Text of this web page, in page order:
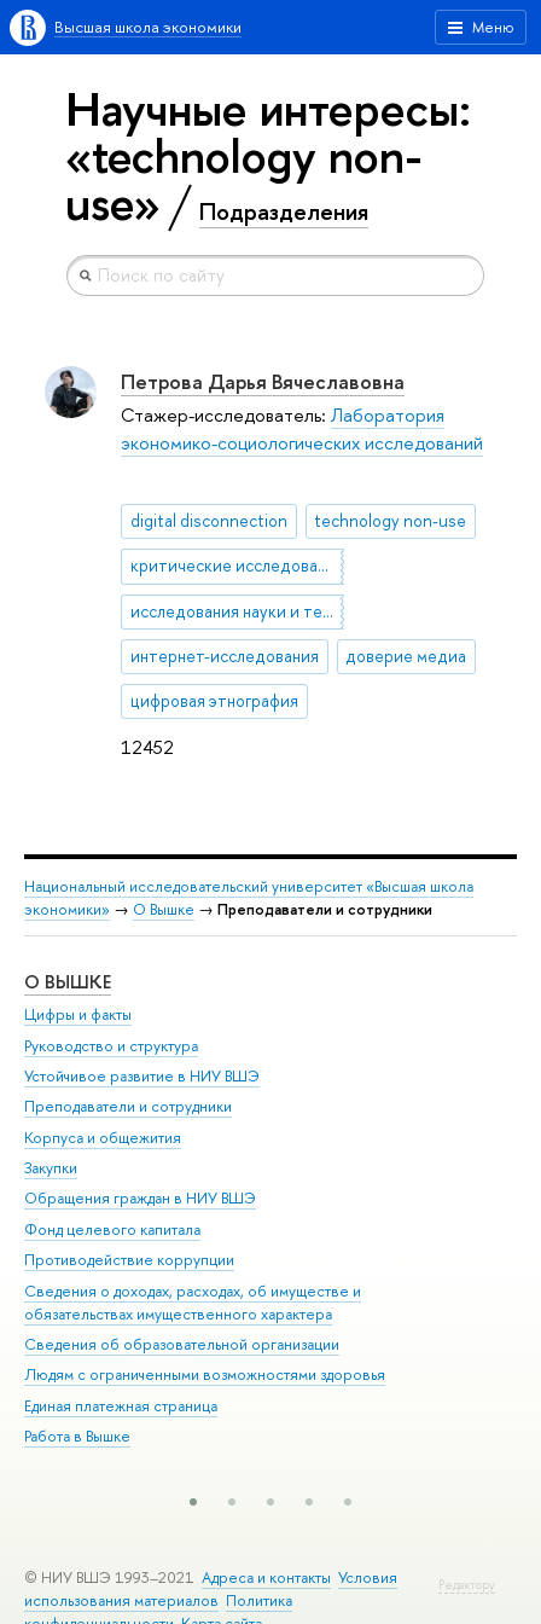
Меню
Высшая школа экономики
Научные интересы:
«technology non-
use» Подразделения
12452
Петрова Дарья Вячеславовна
Стажер-исследователь: Лаборатория
экономико-социологических исследований
digital disconnection technology non-use
критические исследования медиа
исследования науки и технологий (STS)
интернет-исследования доверие медиа
цифровая этнография
Национальный исследовательский университет «Высшая школа
экономики» → О Вышке → Преподаватели и сотрудники
О ВЫШКЕ
Цифры и факты
Руководство и структура
Устойчивое развитие в НИУ ВШЭ
Преподаватели и сотрудники
Корпуса и общежития
Закупки
Обращения граждан в НИУ ВШЭ
Фонд целевого капитала
Противодействие коррупции
Сведения о доходах, расходах, об имуществе и
обязательствах имущественного характера
Сведения об образовательной организации
Людям с ограниченными возможностями здоровья
Единая платежная страница
Работа в Вышке
Редактору
© НИУ ВШЭ 1993–2021 Адреса и контакты Условия
использования материалов Политика